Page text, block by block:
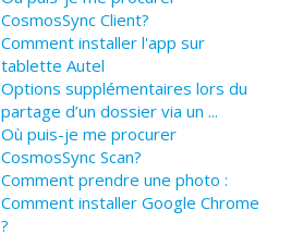
CosmosSync Client?
Comment installer l'app sur
tablette Autel
Options supplémentaires lors du
partage d’un dossier via un ...
Où puis-je me procurer
CosmosSync Scan?
Comment prendre une photo :
Comment installer Google Chrome
?